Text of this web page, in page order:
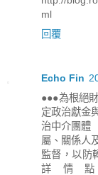
ml
回覆
Echo Fin
●●●為根絕
定政治獻金
治中介團體
屬、關係人
監督，以防
詳情